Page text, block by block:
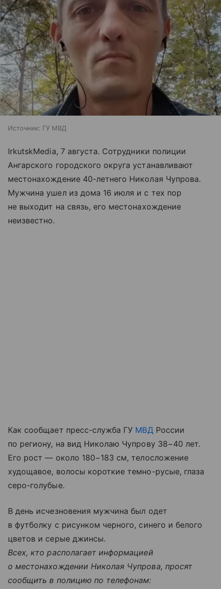
Источник: ГУ МВД
IrkutskMedia, 7 августа. Сотрудники полиции
Ангарского городского округа устанавливают
местонахождение 40-летнего Николая Чупрова.
Мужчина ушел из дома 16 июля и с тех пор
не выходит на связь, его местонахождение
неизвестно.
Как сообщает пресс-служба ГУ МВДРоссии
по региону, на вид Николаю Чупрову 38−40 лет.
Его рост — около 180−183 см, телосложение
худощавое, волосы короткие темно-русые, глаза
серо-голубые.
В день исчезновения мужчина был одет
в футболку с рисунком черного, синего и белого
цветов и серые джинсы.
Всех, кто располагает информацией
о местонахождении Николая Чупрова, просят
сообщить в полицию по телефонам: